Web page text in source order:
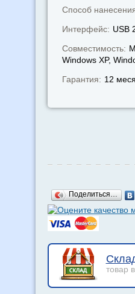
Способ
Интерфейс: USB
Совместимость:
Windows XP,
Гарантия: 12
Поделиться…
товар